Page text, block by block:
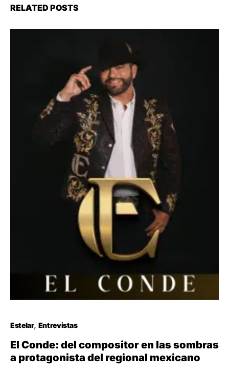
RELATED POSTS
Estelar Entrevistas
El Conde: del compositor en las sombras
a protagonista del regional mexicano